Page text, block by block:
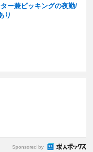
ー兼ピッキングの夜勤/
り
Sponsored by